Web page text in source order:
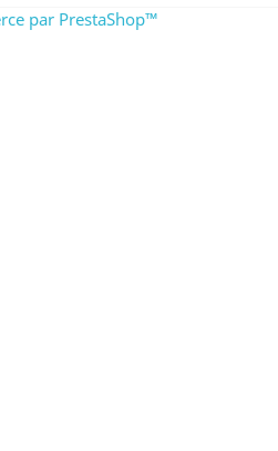
par PrestaShop™